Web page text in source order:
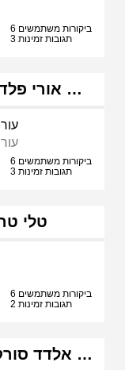
6 ביקורות משתמשים
3 תגובות זמינות
אורי פלדמן עורך דין ונוטריון : פלילי …
6 ביקורות משתמשים
3 תגובות זמינות
טלי
6 ביקורות משתמשים
2 תגובות זמינות
אלדד סורק עו"ד ונוטריון - חברת עורכי …